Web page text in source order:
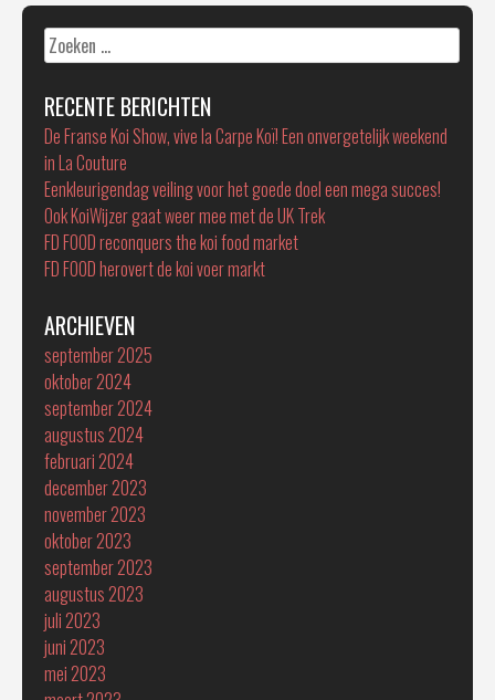
Zoeken
naar:
RECENTE BERICHTEN
De Franse Koi Show, vive la Carpe Koï! Een onvergetelijk weekend
in La Couture
Eenkleurigendag veiling voor het goede doel een mega succes!
Ook KoiWijzer gaat weer mee met de UK Trek
FD FOOD reconquers the koi food market
FD FOOD herovert de koi voer markt
ARCHIEVEN
september 2025
oktober 2024
september 2024
augustus 2024
februari 2024
december 2023
november 2023
oktober 2023
september 2023
augustus 2023
juli 2023
juni 2023
mei 2023